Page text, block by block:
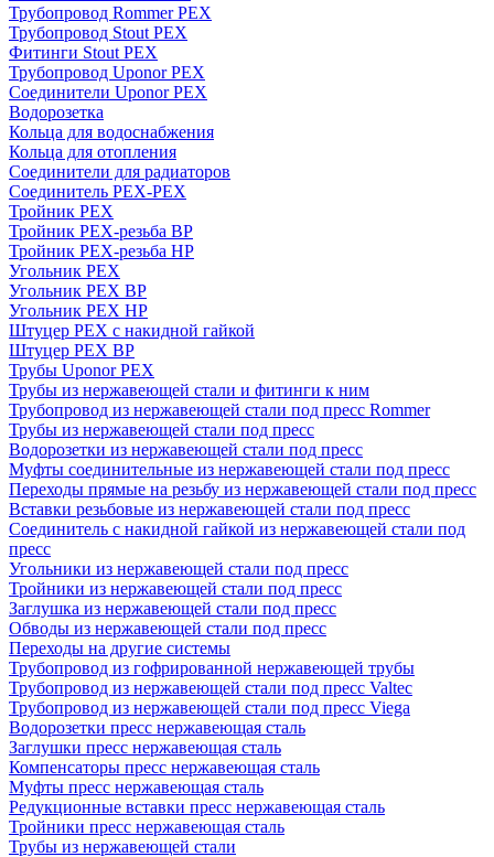
Трубопровод Rommer PEX
Трубопровод Stout PEX
Фитинги Stout PEX
Трубопровод Uponor PEX
Соединители Uponor PEX
Водорозетка
Кольца для водоснабжения
Кольца для отопления
Соединители для радиаторов
Соединитель PEX-PEX
Тройник PEX
Тройник PEX-резьба ВР
Тройник PEX-резьба НР
Угольник PEX
Угольник PEX ВР
Угольник PEX НР
Штуцер PEX c накидной гайкой
Штуцер PEX ВР
Трубы Uponor PEX
Трубы из нержавеющей стали и фитинги к ним
Трубопровод из нержавеющей стали под пресс Rommer
Трубы из нержавеющей стали под пресс
Водорозетки из нержавеющей стали под пресс
Муфты соединительные из нержавеющей стали под пресс
Переходы прямые на резьбу из нержавеющей стали под пресс
Вставки резьбовые из нержавеющей стали под пресс
Соединитель с накидной гайкой из нержавеющей стали под
пресс
Угольники из нержавеющей стали под пресс
Тройники из нержавеющей стали под пресс
Заглушка из нержавеющей стали под пресс
Обводы из нержавеющей стали под пресс
Переходы на другие системы
Трубопровод из гофрированной нержавеющей трубы
Трубопровод из нержавеющей стали под пресс Valtec
Трубопровод из нержавеющей стали под пресс Viega
Водорозетки пресс нержавеющая сталь
Заглушки пресс нержавеющая сталь
Компенсаторы пресс нержавеющая сталь
Муфты пресс нержавеющая сталь
Редукционные вставки пресс нержавеющая сталь
Тройники пресс нержавеющая сталь
Трубы из нержавеющей стали